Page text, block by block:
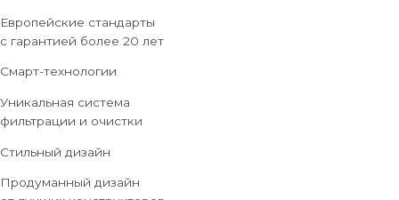
Европейские стандарты
с гарантией более 20 лет
Смарт-технологии
Уникальная система
фильтрации и очистки
Стильный дизайн
Продуманный дизайн